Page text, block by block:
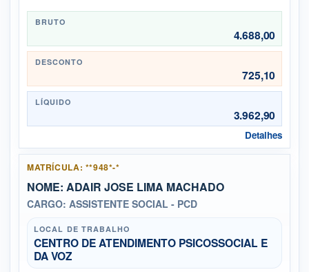
BRUTO
4.688,00
DESCONTO
725,10
LÍQUIDO
3.962,90
Detalhes
MATRÍCULA: **948*-*
NOME: ADAIR JOSE LIMA MACHADO
CARGO: ASSISTENTE SOCIAL - PCD
LOCAL DE TRABALHO
CENTRO DE ATENDIMENTO PSICOSSOCIAL E
DA VOZ